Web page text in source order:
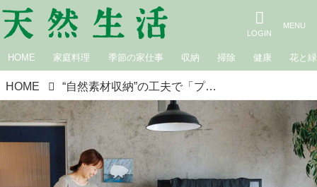
HOME 家庭料理 季節の家仕事 収納 掃除 健康 花と緑
HOME “自然素材収納”の工夫で「プラ製」収納用品を手放す／acutti・圷みほさん